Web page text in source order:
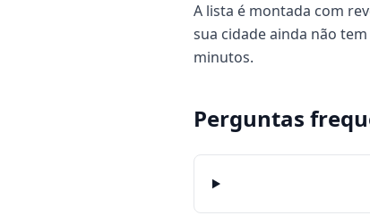
A lista é montada com
sua cidade ainda não
minutos.
Perguntas